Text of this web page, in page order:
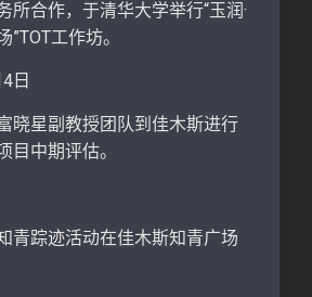
所合作，于清华大学举行“玉润·
工作坊。
日
晓星副教授团队到佳木斯进行
目中期评估。
青踪迹活动在佳木斯知青广场